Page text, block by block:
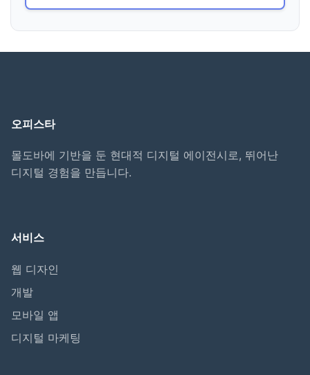
오피스타
몰도바에 기반을 둔 현대적 디지털 에이전시로, 뛰어난
디지털 경험을 만듭니다.
서비스
웹 디자인
개발
모바일 앱
디지털 마케팅